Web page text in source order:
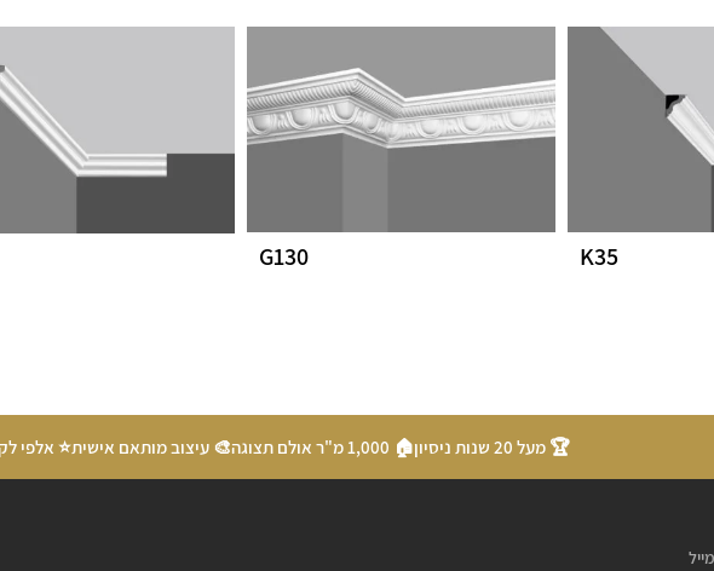
K35
G130
🏆 מעל 20 שנות ניסיון 🏠 1,000 מ"ר אולם תצוגה 🎨 עיצוב מותאם אישית⭐ אלפי